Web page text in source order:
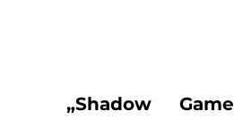
„Shadow Game